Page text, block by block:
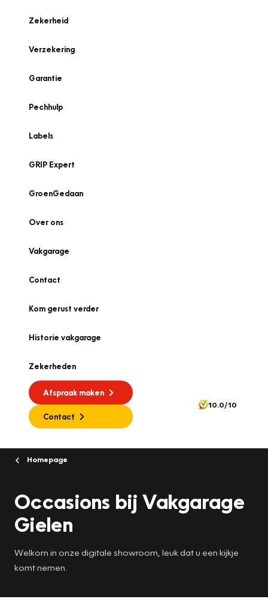
Zekerheid
Verzekering
Garantie
Pechhulp
Labels
GRIP Expert
GroenGedaan
Over ons
Vakgarage
Contact
Kom gerust verder
Historie vakgarage
Zekerheden
Afspraak maken
Contact
10.0/10
Homepage
Occasions bij Vakgarage
Gielen
Welkom in onze digitale showroom, leuk dat u een kijkje
komt nemen.